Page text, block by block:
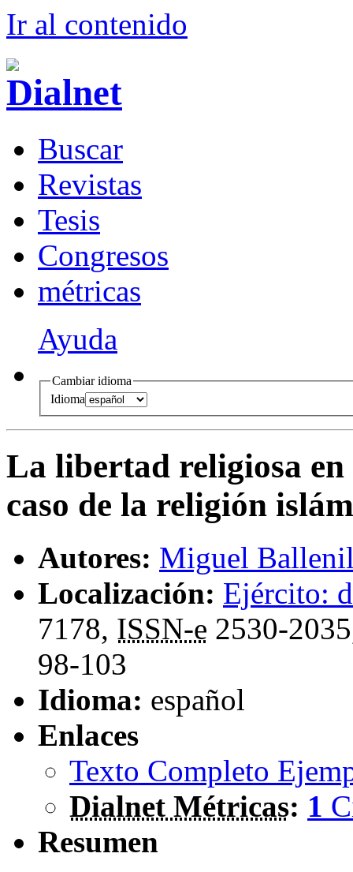
Ir al contenido
Buscar
Revistas
Tesis
Congresos
métricas
Ayuda
Cambiar idioma
Idioma
La libertad religiosa en
caso de la religión
Autores: Miguel
Localización: Ejército:
7178, ISSN-e 2530-
98-103
Idioma: español
Enlaces
Texto Completo
Dialnet Métricas: 1
Resumen